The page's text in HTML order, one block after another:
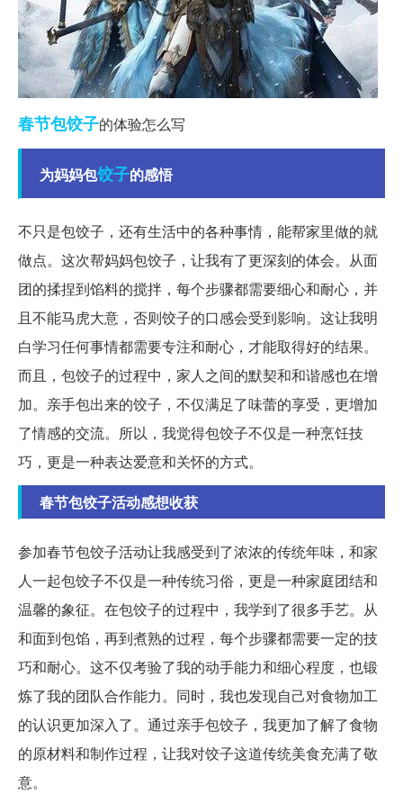
春节包饺子的体验怎么写
为妈妈包饺子的感悟
不只是包饺子，还有生活中的各种事情，能帮家里做的就
做点。这次帮妈妈包饺子，让我有了更深刻的体会。从面
团的揉捏到馅料的搅拌，每个步骤都需要细心和耐心，并
且不能马虎大意，否则饺子的口感会受到影响。这让我明
白学习任何事情都需要专注和耐心，才能取得好的结果。
而且，包饺子的过程中，家人之间的默契和和谐感也在增
加。亲手包出来的饺子，不仅满足了味蕾的享受，更增加
了情感的交流。所以，我觉得包饺子不仅是一种烹饪技
巧，更是一种表达爱意和关怀的方式。
春节包饺子活动感想收获
参加春节包饺子活动让我感受到了浓浓的传统年味，和家
人一起包饺子不仅是一种传统习俗，更是一种家庭团结和
温馨的象征。在包饺子的过程中，我学到了很多手艺。从
和面到包馅，再到煮熟的过程，每个步骤都需要一定的技
巧和耐心。这不仅考验了我的动手能力和细心程度，也锻
炼了我的团队合作能力。同时，我也发现自己对食物加工
的认识更加深入了。通过亲手包饺子，我更加了解了食物
的原材料和制作过程，让我对饺子这道传统美食充满了敬
意。